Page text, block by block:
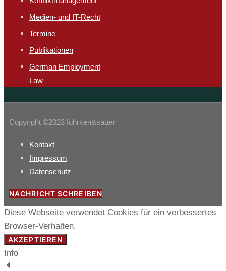
Medien- und IT-Recht
Termine
Publikationen
German Employment
Law
Copyright ©2023 fuhrken&sauer
Kontakt
Impressum
Datenschutz
NACHRICHT SCHREIBEN
Diese Webseite verwendet Cookies für ein verbessertes
Browser-Verhalten.
AKZEPTIEREN
Info